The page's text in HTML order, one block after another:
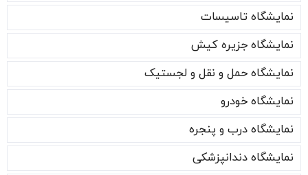
نمایشگاه تاسیسات
نمایشگاه جزیره کیش
نمایشگاه حمل و نقل و لجستیک
نمایشگاه خودرو
نمایشگاه درب و پنجره
نمایشگاه دندانپزشکی